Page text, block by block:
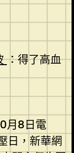
：得了高血
8日電
日，新華網